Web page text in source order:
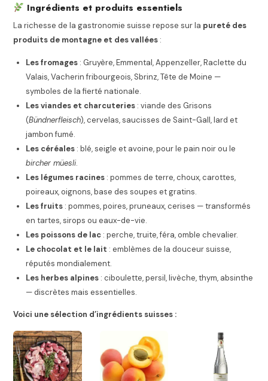
Ingrédients et produits essentiels
La richesse de la gastronomie suisse repose sur la pureté des
produits de montagne et des vallées :
Les fromages : Gruyère, Emmental, Appenzeller, Raclette du
Valais, Vacherin fribourgeois, Sbrinz, Tête de Moine —
symboles de la fierté nationale.
Les viandes et charcuteries : viande des Grisons
(Bündnerfleisch), cervelas, saucisses de Saint-Gall, lard et
jambon fumé.
Les céréales : blé, seigle et avoine, pour le pain noir ou le
bircher müesli.
Les légumes racines : pommes de terre, choux, carottes,
poireaux, oignons, base des soupes et gratins.
Les fruits : pommes, poires, pruneaux, cerises — transformés
en tartes, sirops ou eaux-de-vie.
Les poissons de lac : perche, truite, féra, omble chevalier.
Le chocolat et le lait : emblèmes de la douceur suisse,
réputés mondialement.
Les herbes alpines : ciboulette, persil, livèche, thym, absinthe
— discrètes mais essentielles.
Voici une sélection d’ingrédients suisses :